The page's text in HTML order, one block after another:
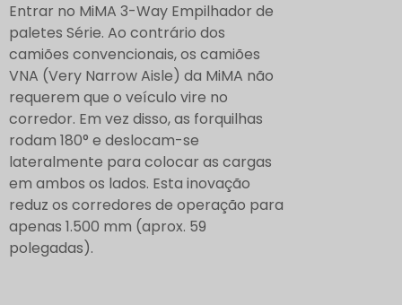
Entrar no MiMA 3-Way Empilhador de
paletes Série. Ao contrário dos
camiões convencionais, os camiões
VNA (Very Narrow Aisle) da MiMA não
requerem que o veículo vire no
corredor. Em vez disso, as forquilhas
rodam 180° e deslocam-se
lateralmente para colocar as cargas
em ambos os lados. Esta inovação
reduz os corredores de operação para
apenas 1.500 mm (aprox. 59
polegadas).